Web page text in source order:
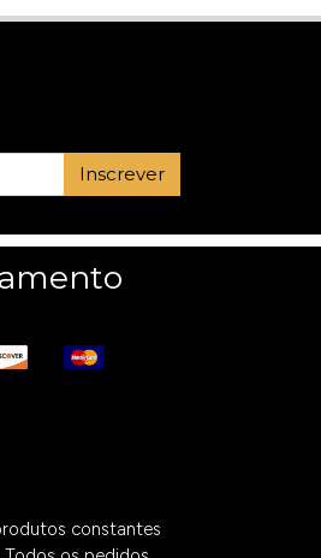
Inscrever
constantes